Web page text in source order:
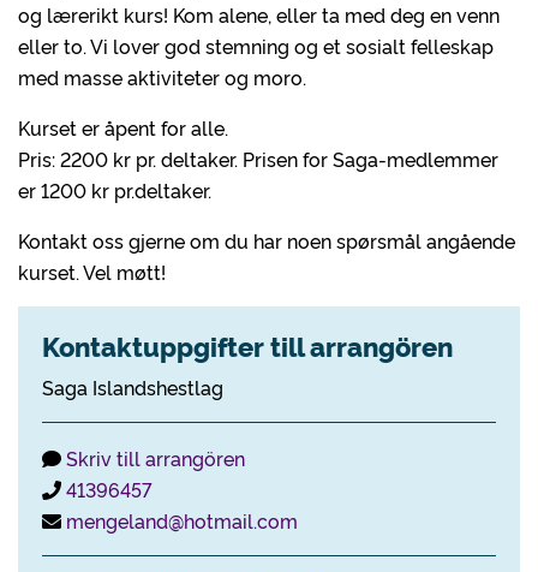
og lærerikt kurs! Kom alene, eller ta med deg en venn
eller to. Vi lover god stemning og et sosialt felleskap
med masse aktiviteter og moro.
Kurset er åpent for alle.
Pris: 2200 kr pr. deltaker. Prisen for Saga-medlemmer
er 1200 kr pr.deltaker.
Kontakt oss gjerne om du har noen spørsmål angående
kurset. Vel møtt!
Kontaktuppgifter till arrangören
Saga Islandshestlag
Skriv till arrangören
41396457
mengeland@hotmail.com